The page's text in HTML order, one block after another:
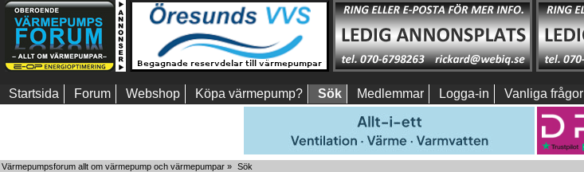
Startsida Forum Webshop Köpa värmepump? Sök Medlemmar Logga-in Vanliga frågor
Värmepumpsforum allt om värmepump och värmepumpar » Sök